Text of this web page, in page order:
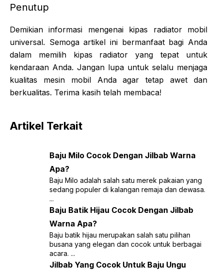
Penutup
Demikian informasi mengenai kipas radiator mobil
universal. Semoga artikel ini bermanfaat bagi Anda
dalam memilih kipas radiator yang tepat untuk
kendaraan Anda. Jangan lupa untuk selalu menjaga
kualitas mesin mobil Anda agar tetap awet dan
berkualitas. Terima kasih telah membaca!
Artikel Terkait
Baju Milo Cocok Dengan Jilbab Warna
Apa?
Baju Milo adalah salah satu merek pakaian yang
sedang populer di kalangan remaja dan dewasa.
...
Baju Batik Hijau Cocok Dengan Jilbab
Warna Apa?
Baju batik hijau merupakan salah satu pilihan
busana yang elegan dan cocok untuk berbagai
acara. ...
Jilbab Yang Cocok Untuk Baju Ungu